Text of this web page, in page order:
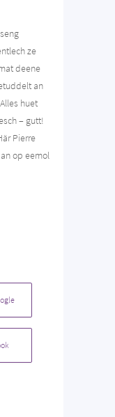
ze
deene
an
huet
– gutt!
Pierre
op eemol